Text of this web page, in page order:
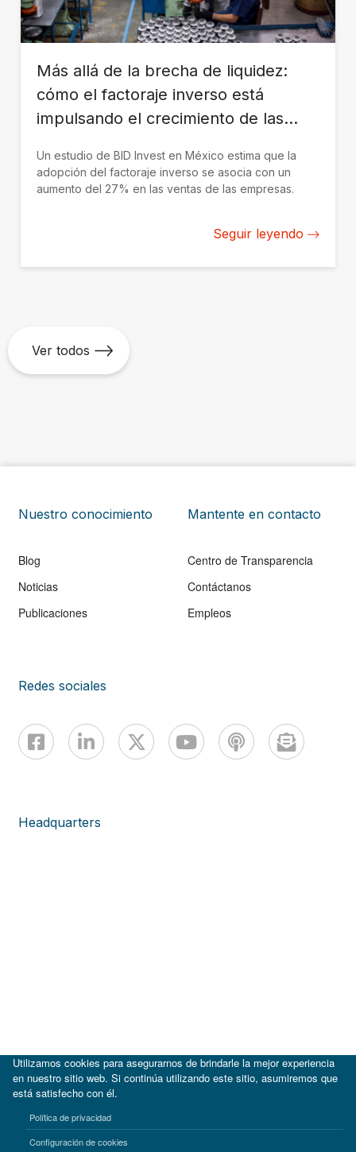
Más allá de la brecha de liquidez:
cómo el factoraje inverso está
impulsando el crecimiento de las
Un estudio de BID Invest en México estima que la
adopción del factoraje inverso se asocia con un
aumento del 27% en las ventas de las empresas.
Seguir leyendo
Ver todos
Nuestro conocimiento
Blog
Noticias
Publicaciones
Mantente en contacto
Centro de Transparencia
Contáctanos
Empleos
Redes sociales
Headquarters
Términos de uso Aviso de privacidad
Utilizamos cookies para asegurarnos de brindarle la mejor experiencia
en nuestro sitio web. Si continúa utilizando este sitio, asumiremos que
está satisfecho con él.
Política de privacidad
Configuración de cookies